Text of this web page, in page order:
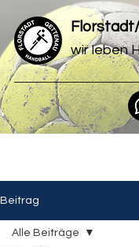
wir leben
Beitrag
Alle Beiträge